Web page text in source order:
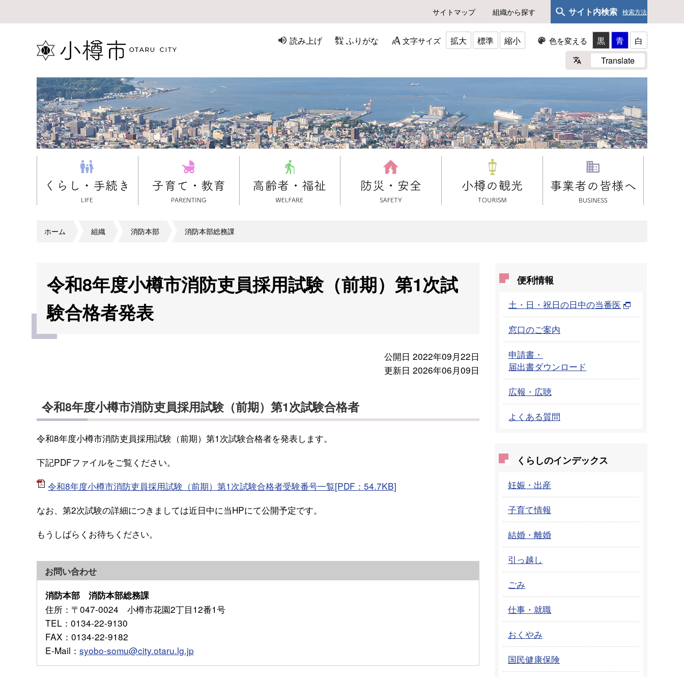
サイトマップ 組織から探す サイト内検索 検索方法
読み上げ ふりがな 文字サイズ 拡大 標準 縮小 色を変える 黒 青
白
Translate
ホーム 組織 消防本部 消防本部総務課
令和8年度小樽市消防吏員採用試験（前期）第1次試
験合格者発表
公開日 2022年09月22日
更新日 2026年06月09日
令和8年度小樽市消防吏員採用試験（前期）第1次試験合格者
令和8年度小樽市消防吏員採用試験（前期）第1次試験合格者を発表します。
下記PDFファイルをご覧ください。
令和8年度小樽市消防吏員採用試験（前期）第1次試験合格者受験番号一覧[PDF：54.7KB]
なお、第2次試験の詳細につきましては近日中に当HPにて公開予定です。
もうしばらくお待ちください。
お問い合わせ
消防本部 消防本部総務課
住所 ：〒047-0024 小樽市花園2丁目12番1号
TEL ：0134-22-9130
FAX ：0134-22-9182
E-Mail ： syobo-somu@city.otaru.lg.jp
便利情報
土・日・祝日の日中の当番医
窓口のご案内
申請書・
届出書ダウンロード
広報・広聴
よくある質問
くらしのインデックス
妊娠・出産
子育て情報
結婚・離婚
引っ越し
ごみ
仕事・就職
おくやみ
国民健康保険